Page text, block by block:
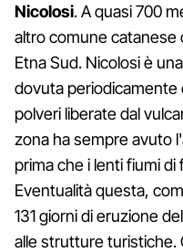
Nicolosi. A quasi 700
altro comune catanese
Etna Sud. Nicolosi è
dovuta periodicamente
polveri liberate dal
zona ha sempre avuto
prima che i lenti fiumi
Eventualità questa,
131 giorni di eruzione
alle strutture turistiche.